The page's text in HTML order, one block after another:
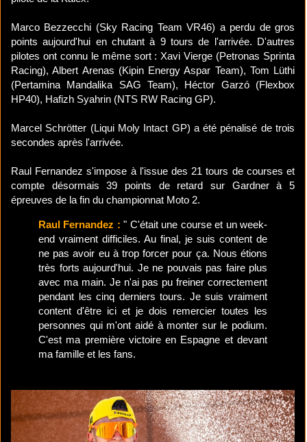
Marco Bezzecchi (Sky Racing Team VR46) a perdu de gros
points aujourd'hui en chutant à 9 tours de l'arrivée. D'autres
pilotes ont connu le même sort : Xavi Vierge (Petronas Sprinta
Racing), Albert Arenas (Kipin Energy Aspar Team), Tom Lüthi
(Pertamina Mandalika SAG Team), Héctor Garzó (Flexbox
HP40), Hafizh Syahrin (NTS RW Racing GP).
Marcel Schrötter (Liqui Moly Intact GP) a été pénalisé de trois
secondes après l'arrivée.
Raul Fernandez s'impose à l'issue des 21 tours de courses et
compte désormais 39 points de retard sur Gardner à 5
épreuves de la fin du championnat Moto 2.
Raul Fernandez : " C'était une course et un week-
end vraiment difficiles. Au final, je suis content de
ne pas avoir eu à trop forcer pour ça. Nous étions
très forts aujourd'hui. Je ne pouvais pas faire plus
avec ma main. Je n'ai pas pu freiner correctement
pendant les cinq derniers tours. Je suis vraiment
content d'être ici et je dois remercier toutes les
personnes qui m'ont aidé à monter sur le podium.
C'est ma première victoire en Espagne et devant
ma famille et les fans.